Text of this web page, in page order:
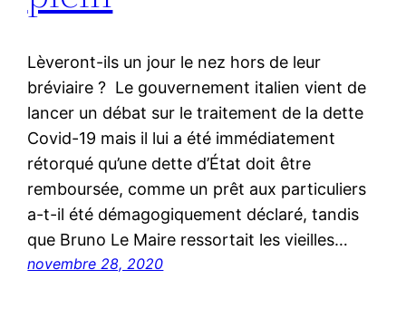
Lèveront-ils un jour le nez hors de leur
bréviaire ? Le gouvernement italien vient de
lancer un débat sur le traitement de la dette
Covid-19 mais il lui a été immédiatement
rétorqué qu’une dette d’État doit être
remboursée, comme un prêt aux particuliers
a-t-il été démagogiquement déclaré, tandis
que Bruno Le Maire ressortait les vieilles…
novembre 28, 2020